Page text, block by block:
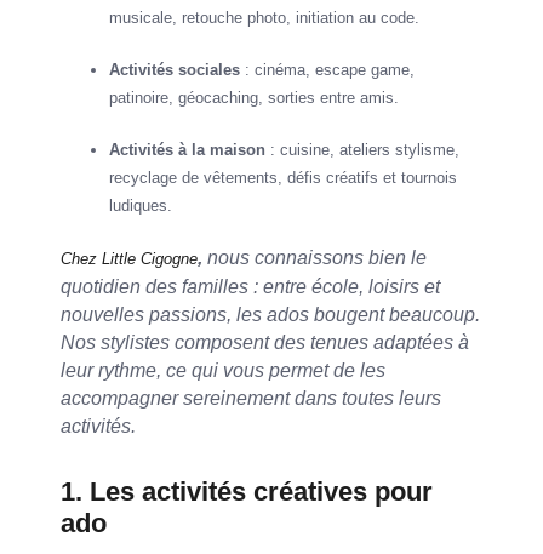
musicale, retouche photo, initiation au code.
Activités sociales : cinéma, escape game,
patinoire, géocaching, sorties entre amis.
Activités à la maison : cuisine, ateliers stylisme,
recyclage de vêtements, défis créatifs et tournois
ludiques.
Chez Little Cigogne, nous connaissons bien le
quotidien des familles : entre école, loisirs et
nouvelles passions, les ados bougent beaucoup.
Nos stylistes composent des tenues adaptées à
leur rythme, ce qui vous permet de les
accompagner sereinement dans toutes leurs
activités.
1. Les activités créatives pour
ado